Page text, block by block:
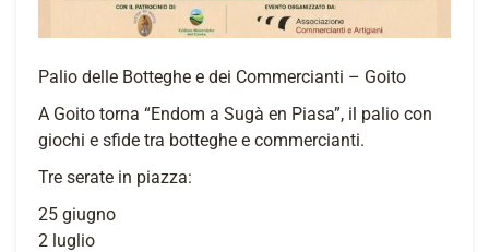
Palio delle Botteghe e dei Commercianti – Goito
A Goito torna “Endom a Sugà en Piasa”, il palio con
giochi e sfide tra botteghe e commercianti.
Tre serate in piazza:
25 giugno
2 luglio